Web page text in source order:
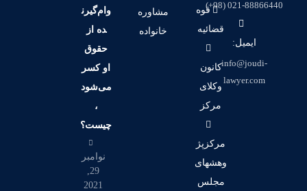
وام‌گیرن
ده از
حقوق
او کسر
می‌شود
،
چیست؟
نوامبر
29,
2021
مشاوره
خانواده
قوه
قضائیه
کانون
وکلای
مرکز
مرکزپژ
وهشهای
مجلس
021-88866440 (98+)
ایمیل:
info@joudi-
lawyer.com